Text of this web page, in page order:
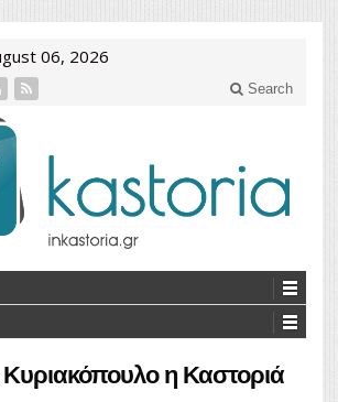
06, 2026
Search
η Καστοριά